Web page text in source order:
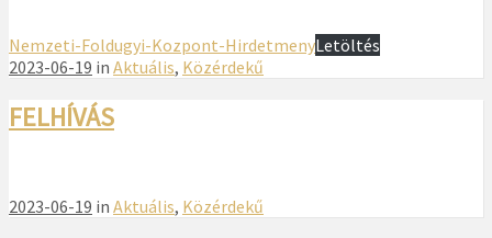
Nemzeti-Foldugyi-Kozpont-HirdetmenyLetöltés
2023-06-19 in Aktuális, Közérdekű
FELHÍVÁS
2023-06-19 in Aktuális, Közérdekű